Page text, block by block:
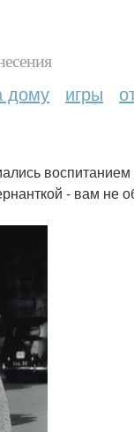
дому игры
воспитанием
- вам не